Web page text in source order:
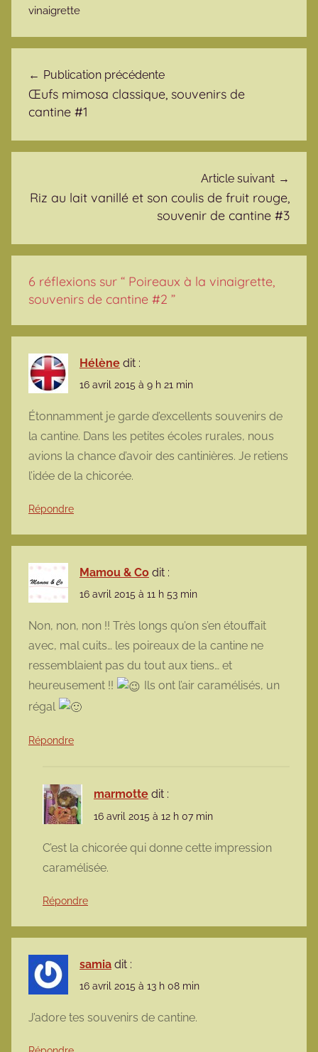
vinaigrette
Publication précédente
Œufs mimosa classique, souvenirs de
cantine #1
Article suivant
Riz au lait vanillé et son coulis de fruit rouge,
souvenir de cantine #3
6 réflexions sur “ Poireaux à la vinaigrette,
souvenirs de cantine #2 ”
Hélène dit :
16 avril 2015 à 9 h 21 min
Étonnamment je garde d’excellents souvenirs de
la cantine. Dans les petites écoles rurales, nous
avions la chance d’avoir des cantinières. Je retiens
l’idée de la chicorée.
Répondre
Mamou & Co dit :
16 avril 2015 à 11 h 53 min
Non, non, non !! Très longs qu’on s’en étouffait
avec, mal cuits… les poireaux de la cantine ne
ressemblaient pas du tout aux tiens… et
heureusement !!
Ils ont l’air caramélisés, un
régal
Répondre
marmotte dit :
16 avril 2015 à 12 h 07 min
C’est la chicorée qui donne cette impression
caramélisée.
Répondre
samia dit :
16 avril 2015 à 13 h 08 min
J’adore tes souvenirs de cantine.